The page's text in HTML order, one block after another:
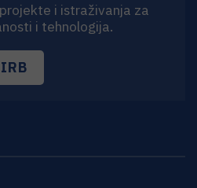
i istraživanja za
i tehnologija.